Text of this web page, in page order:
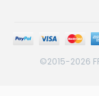
©2015-2026